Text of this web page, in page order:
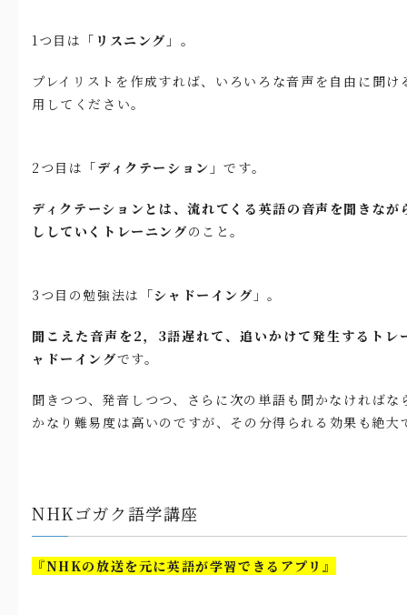
1つ目は 「リスニング」 。
プレイリストを作成すれば、いろいろな音声を自由に聞け
用してください。
2つ目は 「ディクテーション」です。
ディクテーションとは、流れてくる英語の音声を聞きなが
ししていくトレーニングのこと。
3つ目の勉強法は 「シャドーイング」。
聞こえた音声を2，3語遅れて、追いかけて発生するトレ
ャドーイングです。
聞きつつ、発音しつつ、さらに次の単語も聞かなければな
かなり難易度は高いのですが、その分得られる効果も絶
NHKゴガク語学講座
『NHKの放送を元に英語が学習できるアプリ』